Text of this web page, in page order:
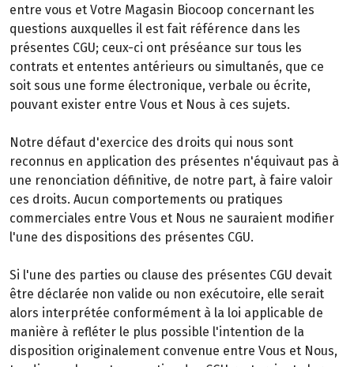
entre vous et Votre Magasin Biocoop concernant les
questions auxquelles il est fait référence dans les
présentes CGU; ceux-ci ont préséance sur tous les
contrats et ententes antérieurs ou simultanés, que ce
soit sous une forme électronique, verbale ou écrite,
pouvant exister entre Vous et Nous à ces sujets.
Notre défaut d'exercice des droits qui nous sont
reconnus en application des présentes n'équivaut pas à
une renonciation définitive, de notre part, à faire valoir
ces droits. Aucun comportements ou pratiques
commerciales entre Vous et Nous ne sauraient modifier
l'une des dispositions des présentes CGU.
Si l'une des parties ou clause des présentes CGU devait
être déclarée non valide ou non exécutoire, elle serait
alors interprétée conformément à la loi applicable de
manière à refléter le plus possible l'intention de la
disposition originalement convenue entre Vous et Nous,